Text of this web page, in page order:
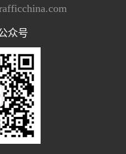
众号